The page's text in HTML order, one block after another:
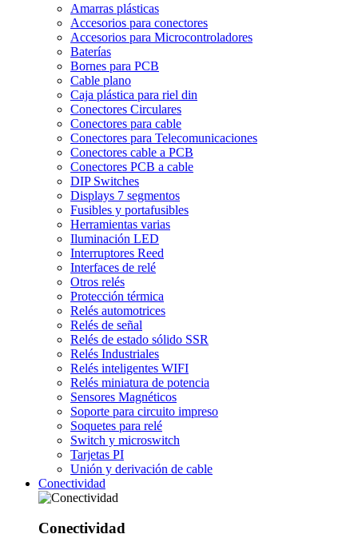
Amarras plásticas
Accesorios para conectores
Accesorios para Microcontroladores
Baterías
Bornes para PCB
Cable plano
Caja plástica para riel din
Conectores Circulares
Conectores para cable
Conectores para Telecomunicaciones
Conectores cable a PCB
Conectores PCB a cable
DIP Switches
Displays 7 segmentos
Fusibles y portafusibles
Herramientas varias
Iluminación LED
Interruptores Reed
Interfaces de relé
Otros relés
Protección térmica
Relés automotrices
Relés de señal
Relés de estado sólido SSR
Relés Industriales
Relés inteligentes WIFI
Relés miniatura de potencia
Sensores Magnéticos
Soporte para circuito impreso
Soquetes para relé
Switch y microswitch
Tarjetas PI
Unión y derivación de cable
Conectividad
Conectividad